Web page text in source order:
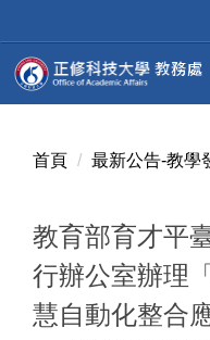
到
主
要
首頁 最新公告-教學
教育部育才平
行辦公室辦理
慧自動化整合